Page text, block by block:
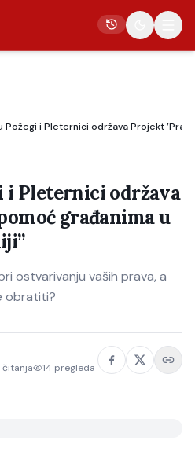
Požegi i Pleternici održava Projekt
i Pleternici održava
građanima u
ostvarivanju vaših prava, a
obratiti?
čitanja 14 pregleda